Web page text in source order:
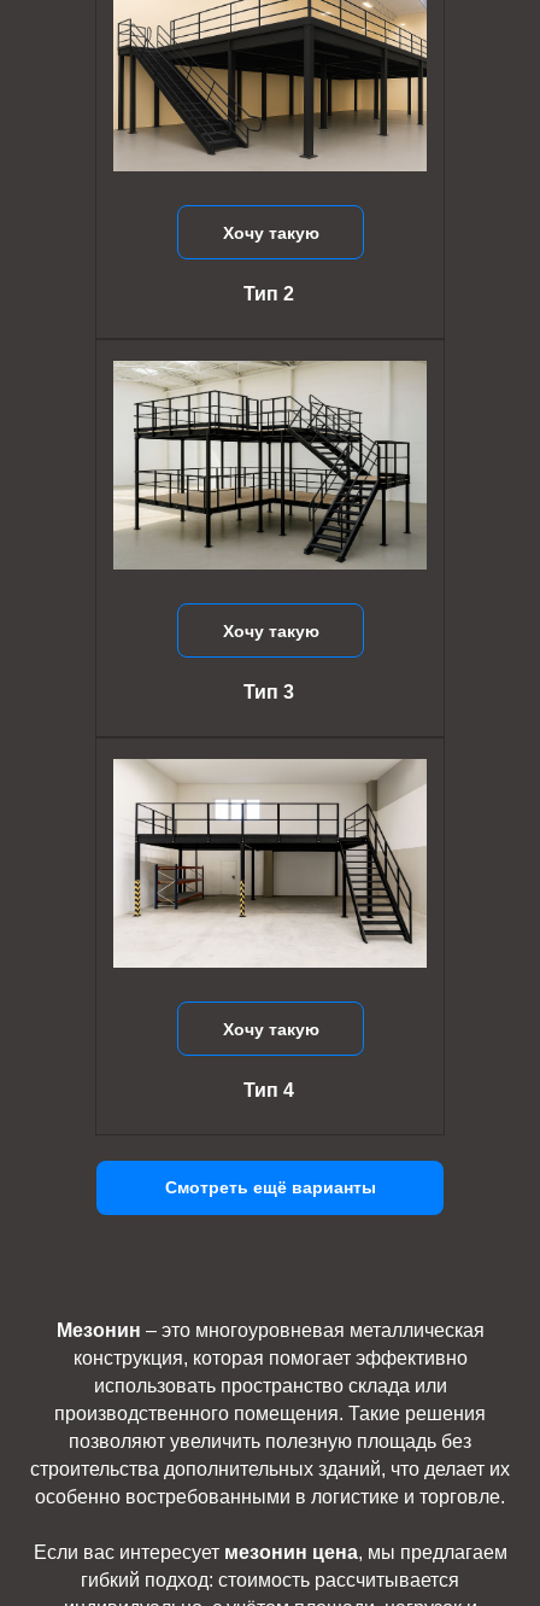
Хочу такую
Тип 4
Хочу такую
Тип 3
Хочу такую
Тип 2
Смотреть ещё варианты
Мезонин – это многоуровневая металлическая
конструкция, которая помогает эффективно
использовать пространство склада или
производственного помещения. Такие решения
позволяют увеличить полезную площадь без
строительства дополнительных зданий, что делает их
особенно востребованными в логистике и торговле.
Если вас интересует мезонин цена, мы предлагаем
гибкий подход: стоимость рассчитывается